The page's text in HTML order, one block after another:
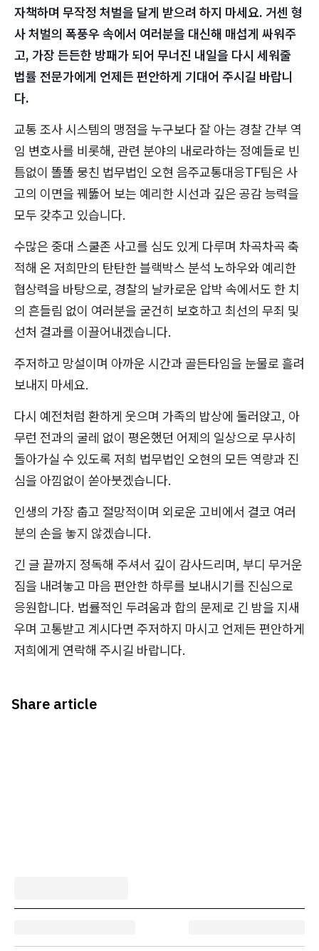
자책하며 무작정 처벌을 달게 받으려 하지 마세요. 거센 형
사 처벌의 폭풍우 속에서 여러분을 대신해 매섭게 싸워주
고, 가장 든든한 방패가 되어 무너진 내일을 다시 세워줄
법률 전문가에게 언제든 편안하게 기대어 주시길 바랍니
다.
교통 조사 시스템의 맹점을 누구보다 잘 아는 경찰 간부 역
임 변호사를 비롯해, 관련 분야의 내로라하는 정예들로 빈
틈없이 똘똘 뭉친 법무법인 오현 음주교통대응TF팀은 사
고의 이면을 꿰뚫어 보는 예리한 시선과 깊은 공감 능력을
모두 갖추고 있습니다.
수많은 중대 스쿨존 사고를 심도 있게 다루며 차곡차곡 축
적해 온 저희만의 탄탄한 블랙박스 분석 노하우와 예리한
협상력을 바탕으로, 경찰의 날카로운 압박 속에서도 한 치
의 흔들림 없이 여러분을 굳건히 보호하고 최선의 무죄 및
선처 결과를 이끌어내겠습니다.
주저하고 망설이며 아까운 시간과 골든타임을 눈물로 흘려
보내지 마세요.
다시 예전처럼 환하게 웃으며 가족의 밥상에 둘러앉고, 아
무런 전과의 굴레 없이 평온했던 어제의 일상으로 무사히
돌아가실 수 있도록 저희 법무법인 오현의 모든 역량과 진
심을 아낌없이 쏟아붓겠습니다.
인생의 가장 춥고 절망적이며 외로운 고비에서 결코 여러
분의 손을 놓지 않겠습니다.
긴 글 끝까지 정독해 주셔서 깊이 감사드리며, 부디 무거운
짐을 내려놓고 마음 편안한 하루를 보내시기를 진심으로
응원합니다. 법률적인 두려움과 합의 문제로 긴 밤을 지새
우며 고통받고 계시다면 주저하지 마시고 언제든 편안하게
저희에게 연락해 주시길 바랍니다.
Share article